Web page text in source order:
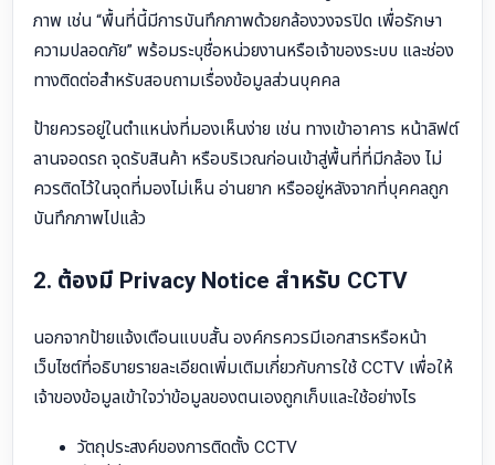
ภาพ เช่น “พื้นที่นี้มีการบันทึกภาพด้วยกล้องวงจรปิด เพื่อรักษา
ความปลอดภัย” พร้อมระบุชื่อหน่วยงานหรือเจ้าของระบบ และช่อง
ทางติดต่อสำหรับสอบถามเรื่องข้อมูลส่วนบุคคล
ป้ายควรอยู่ในตำแหน่งที่มองเห็นง่าย เช่น ทางเข้าอาคาร หน้าลิฟต์
ลานจอดรถ จุดรับสินค้า หรือบริเวณก่อนเข้าสู่พื้นที่ที่มีกล้อง ไม่
ควรติดไว้ในจุดที่มองไม่เห็น อ่านยาก หรืออยู่หลังจากที่บุคคลถูก
บันทึกภาพไปแล้ว
2. ต้องมี Privacy Notice สำหรับ CCTV
นอกจากป้ายแจ้งเตือนแบบสั้น องค์กรควรมีเอกสารหรือหน้า
เว็บไซต์ที่อธิบายรายละเอียดเพิ่มเติมเกี่ยวกับการใช้ CCTV เพื่อให้
เจ้าของข้อมูลเข้าใจว่าข้อมูลของตนเองถูกเก็บและใช้อย่างไร
วัตถุประสงค์ของการติดตั้ง CCTV